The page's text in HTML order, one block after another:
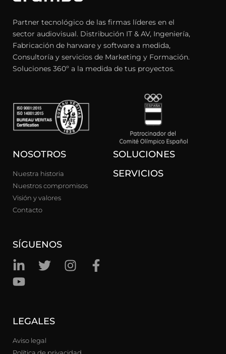
Partner tecnológico de las firmas líderes en el
sector audiovisual. Distribución IT & AV, Ingeniería,
Fabricación de harware y software a medida,
Consultoría y servicios de Marketing y Formación.
Soluciones 360º a la medida de tus proyectos.
NOSOTROS
Nuestra historia
Nuestros compromisos
Visión y valores
Contacto
SÍGUENOS
SOLUCIONES
SERVICIOS
LEGALES
Aviso legal